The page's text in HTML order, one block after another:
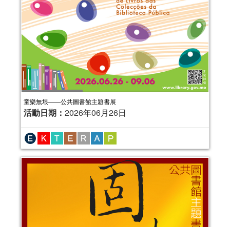
童樂無垠——公共圖書館主題書展
活動日期： 2026年06月26日